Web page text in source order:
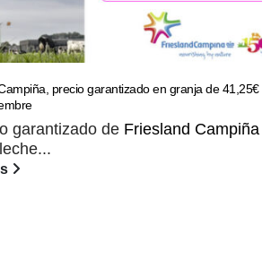
precio garantizado en granja de 41,25€
garantizado de Friesland Campiña